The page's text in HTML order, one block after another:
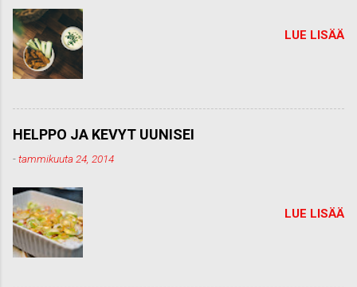
LUE LISÄÄ
HELPPO JA KEVYT UUNISEI
-tammikuuta 24, 2014
LUE LISÄÄ